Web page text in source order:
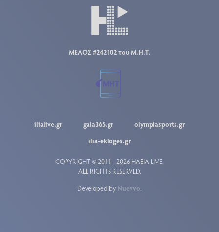
ΜΕΛΟΣ #242102 του Μ.Η.Τ.
ilialive.gr gaia365.gr
olympiasports.gr
ilia-ekloges.gr
COPYRIGHT © 2011 - 2026 ΗΛΕΙΑ LIVE.
ALL RIGHTS RESERVED.
Developed by Nuevvo.